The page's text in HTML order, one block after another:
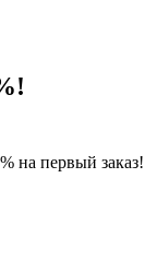
на первый заказ!